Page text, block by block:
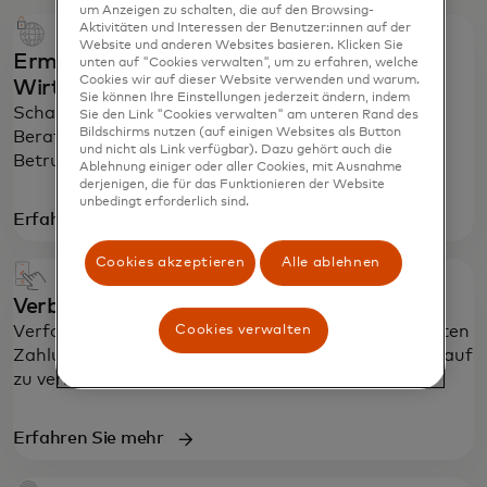
Ermöglichen Sie eine sichere digitale
Wirtschaft
Schaffen Sie eine sicherere Zukunft mit unseren
Beratungsdiensten für Cybersicherheit und
Betrugspräventionslösungen.
Erfahren Sie mehr
Verbessern Sie den Chargeback-Schutz
Verfolgen Sie Rückbuchungen während des gesamten
Zahlungslebenszyklus, um das Erlebnis nach dem Kauf
zu verbessern.
Erfahren Sie mehr
um Anzeigen zu schalten, die auf den Browsing-
Aktivitäten und Interessen der Benutzer:innen auf der
Website und anderen Websites basieren. Klicken Sie
unten auf "Cookies verwalten", um zu erfahren, welche
Cookies wir auf dieser Website verwenden und warum.
Sie können Ihre Einstellungen jederzeit ändern, indem
Sie den Link "Cookies verwalten" am unteren Rand des
Bildschirms nutzen (auf einigen Websites als Button
und nicht als Link verfügbar). Dazu gehört auch die
Ablehnung einiger oder aller Cookies, mit Ausnahme
derjenigen, die für das Funktionieren der Website
unbedingt erforderlich sind.
Cookies akzeptieren Alle ablehnen
Cookies verwalten